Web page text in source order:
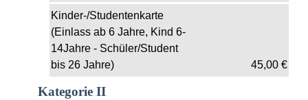
Kinder-/Studentenkarte
(Einlass ab 6 Jahre, Kind 6-
14Jahre - Schüler/Student
bis 26 Jahre)
45,00€
Kategorie II